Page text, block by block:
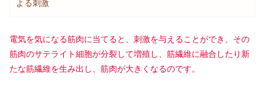
よる刺激
電気を気になる筋肉に当てると、刺激を与えることができ、その
筋肉のサテライト細胞が分裂して増殖し、筋繊維に融合したり新
たな筋繊維を生み出し、筋肉が大きくなるのです。